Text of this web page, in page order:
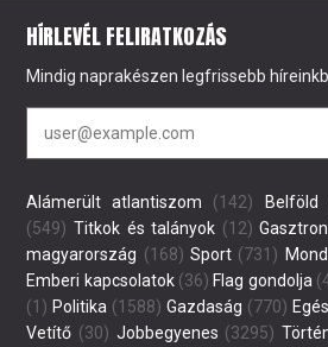
HÍRLEVÉL FELIRATKOZÁS
Mindig naprakészen legfrissebb
Alámerült atlantiszom (142) Belföld
(549) Titkok és talányok (12)
magyarország (168) Sport (731)
Emberi kapcsolatok(36) Flag gondolja
(1) Politika (1588) Gazdaság (770)
Vetítő (30) Jobbegyenes (3295)